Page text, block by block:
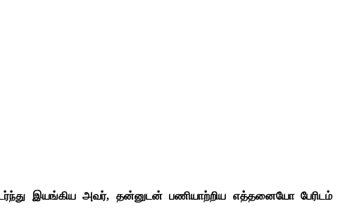
இயங்கிய அவர், தன்னுடன் பணியாற்றிய எத்தனையோ பேரிடம்